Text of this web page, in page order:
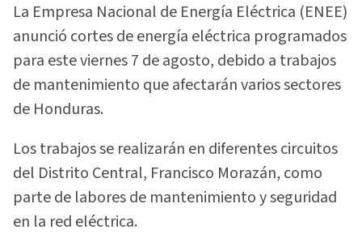
La Empresa Nacional de Energía Eléctrica (ENEE)
anunció cortes de energía eléctrica programados
para este viernes 7 de agosto, debido a trabajos
de mantenimiento que afectarán varios sectores
de Honduras.
Los trabajos se realizarán en diferentes circuitos
del Distrito Central, Francisco Morazán, como
parte de labores de mantenimiento y seguridad
en la red eléctrica.